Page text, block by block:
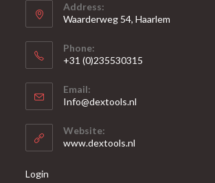
Address:
Waarderweg 54, Haarlem
Phone:
+31 (0)235530315
in
je
toepassing
Email:
Info@dextools.nl
Website:
www.dextools.nl
Login